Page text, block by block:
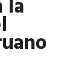
la